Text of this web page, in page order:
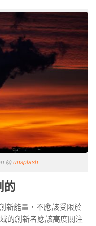
@ unsplash
的
新能量，不應該受限於
的創新者應該高度關注